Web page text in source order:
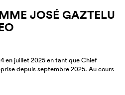
JOSÉ GAZTELU
en juillet 2025 en tant que Chief
depuis septembre 2025. Au cours